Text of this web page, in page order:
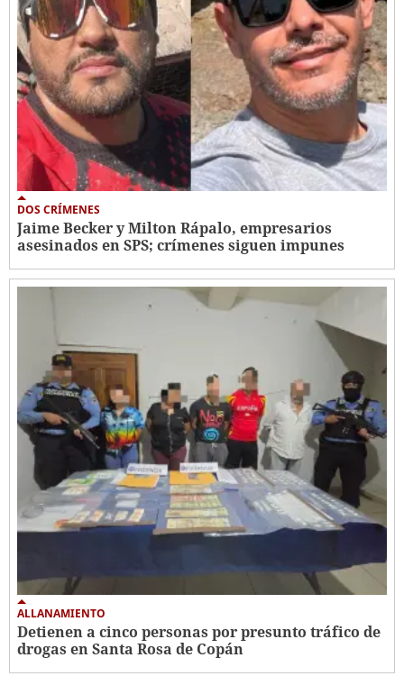
DOS CRÍMENES
Jaime Becker y Milton Rápalo, empresarios
asesinados en SPS; crímenes siguen impunes
ALLANAMIENTO
Detienen a cinco personas por presunto tráfico de
drogas en Santa Rosa de Copán